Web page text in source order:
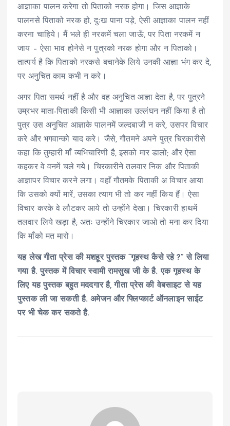
आज्ञाका पालन करेगा तो पिताको नरक होगा। जिस आज्ञाके
पालनसे पिताको नरक हो, दुःख पाना पड़े, ऐसी आज्ञाका पालन नहीं
करना चाहिये। मैं भले ही नरकमें चला जाऊँ, पर पिता नरकमें न
जाय – ऐसा भाव होनेसे न पुत्रको नरक होगा और न पिताको।
तात्पर्य है कि पिताको नरकसे बचानेके लिये उनकी आज्ञा भंग कर दे,
पर अनुचित काम कभी न करे।
अगर पिता समर्थ नहीं है और वह अनुचित आज्ञा देता है, पर पुत्रने
उम्रभर माता-पिताकी किसी भी आज्ञाका उल्लंघन नहीं किया है तो
पुत्र उस अनुचित आज्ञाके पालनमें जल्दबाजी न करे, उसपर विचार
करे और भगवान्को याद करे। जैसे, गौतमने अपने पुत्र चिरकारीसे
कहा कि तुम्हारी माँ व्यभिचारिणी है, इसको मार डालो; और ऐसा
कहकर वे वनमें चले गये। चिरकारीने तलवार निक और पिताकी
आज्ञापर विचार करने लगा। वहाँ गौतमके पिताकी अ विचार आया
कि उसको क्यों मारें, उसका त्याग भी तो कर नहीं किय हैं। ऐसा
विचार करके वे लौटकर आये तो उन्होंने देखा। चिरकारी हाथमें
तलवार लिये खड़ा है; अतः उन्होंने चिरकार जाओ तो मना कर दिया
कि माँको मत मारो।
यह लेख गीता प्रेस की मशहूर पुस्तक “गृहस्थ कैसे रहे ?” से लिया
गया है. पुस्तक में विचार स्वामी रामसुख जी के है. एक गृहस्थ के
लिए यह पुस्तक बहुत मददगार है, गीता प्रेस की वेबसाइट से यह
पुस्तक ली जा सकती है. अमेजन और फ्लिप्कार्ट ऑनलाइन साईट
पर भी चेक कर सकते है.